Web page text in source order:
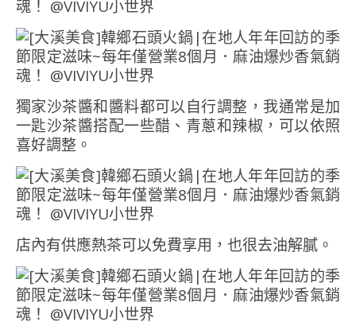
獨家沙茶醬和醬料都可以自行調整，我通常是加
一匙沙茶醬搭配一些醋、青蔥和辣椒，可以依照
喜好調整。
店內有供應熱茶可以免費享用，也很去油解膩。